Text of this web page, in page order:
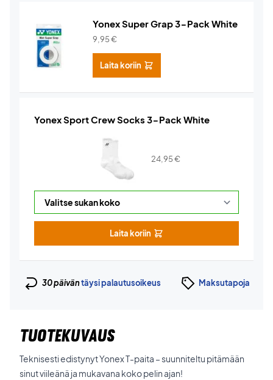
Yonex Super Grap 3-Pack White
9,95€
Laita koriin
Yonex Sport Crew Socks 3-Pack White
24,95€
Laita koriin
30 päiväntäysi palautusoikeus Maksutapoja
TUOTEKUVAUS
Teknisesti edistynyt Yonex T-paita – suunniteltu pitämään
sinut viileänä ja mukavana koko pelin ajan!